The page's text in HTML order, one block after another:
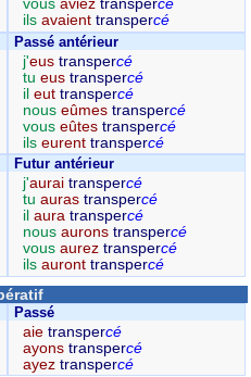
vousaviez transpercé
ilsavaient transpercé
Passé antérieur
j'eus transpercé
tueus transpercé
ileut transpercé
nouseûmes transpercé
vouseûtes transpercé
ilseurent transpercé
Futur antérieur
j'aurai transpercé
tuauras transpercé
ilaura transpercé
nousaurons transpercé
vousaurez transpercé
ilsauront transpercé
Passé
aie transpercé
ayons transpercé
ayez transpercé